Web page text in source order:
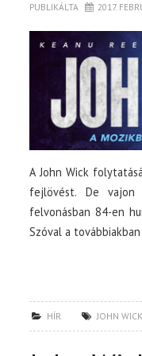
PUBLIKÁLTA 2017.
A John Wick
fejlövést. De vajon
felvonásban 84-en
Szóval a
HÍR JOHN